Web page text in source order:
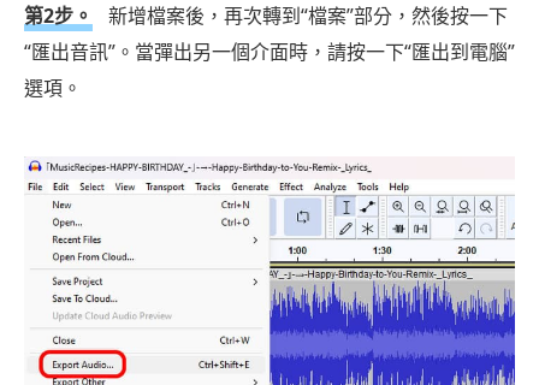
第2步。
新增檔案後，再次轉到“檔案”部分，然後按一下
“匯出音訊”。當彈出另一個介面時，請按一下“匯出到電腦”
選項。